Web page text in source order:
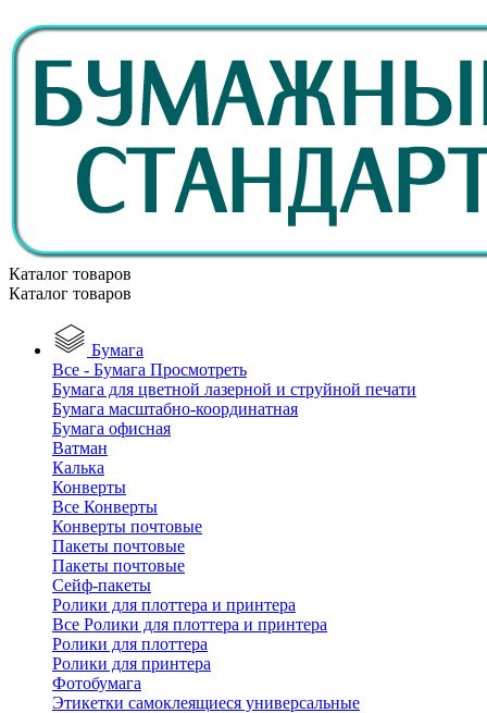
Каталог товаров
Каталог товаров
Бумага
Все - Бумага Просмотреть
Бумага для цветной лазерной и струйной печати
Бумага масштабно-координатная
Бумага офисная
Ватман
Калька
Конверты
Все Конверты
Конверты почтовые
Пакеты почтовые
Пакеты почтовые
Сейф-пакеты
Ролики для плоттера и принтера
Все Ролики для плоттера и принтера
Ролики для плоттера
Ролики для принтера
Фотобумага
Этикетки самоклеящиеся универсальные